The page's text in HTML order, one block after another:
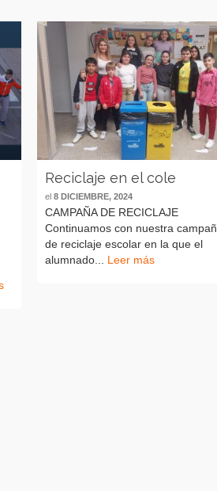
Reciclaje en el cole
el8 DICIEMBRE, 2024
CAMPAÑA DE RECICLAJE
Continuamos con nuestra
de reciclaje escolar en la que el
alumnado... Leer más